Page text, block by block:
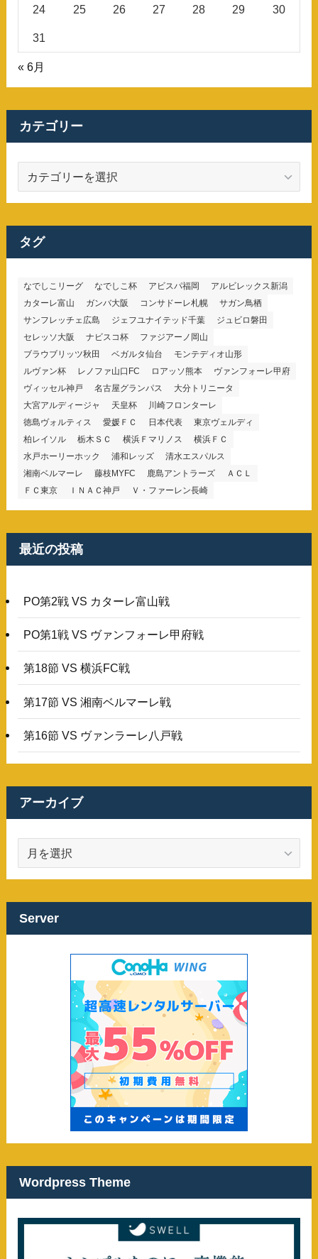
24 25 26 27 28 29 30
31
« 6月
カテゴリー
ゴ
リ
ー
タグ
なでしこリーグ なでしこ杯 アビスパ福岡
アルビレックス新潟
カターレ富山
ガンバ大阪 コンサドーレ札幌
サガン鳥栖
サンフレッチェ広島
ジェフユナイテッド千葉
ジュビロ磐田
セレッソ大阪
ナビスコ杯
ファジアーノ岡山
ブラウブリッツ秋田
ベガルタ仙台
モンテディオ山形
ルヴァン杯
レノファ山口FC ロアッソ熊本
ヴァンフォーレ甲府
ヴィッセル神戸
名古屋グランパス
大分トリニータ
大宮アルディージャ
天皇杯
川崎フロンターレ
徳島ヴォルティス
愛媛ＦＣ 日本代表
東京ヴェルディ
柏レイソル
栃木ＳＣ 横浜Ｆマリノス
横浜ＦＣ
水戸ホーリーホック
浦和レッズ
清水エスパルス
湘南ベルマーレ
藤枝MYFC 鹿島アントラーズ
ＡＣＬ
ＦＣ東京
ＩＮＡＣ神戸 Ｖ・ファーレン長崎
最近の投稿
PO第2戦 VS カターレ富山戦
PO第1戦 VS ヴァンフォーレ甲府戦
第18節 VS 横浜FC戦
第17節 VS 湘南ベルマーレ戦
第16節 VS ヴァンラーレ八戸戦
アーカイブ
カ
イ
ブ
Server
Wordpress Theme